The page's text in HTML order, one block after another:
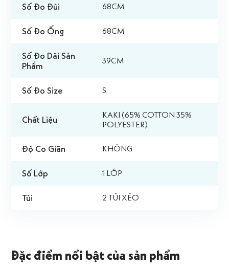
Số Đo Đùi 68CM
Số Đo Ống 68CM
Số Đo Dài Sản
Phẩm
39CM
Số Đo Size S
Chất Liệu
KAKI (65% COTTON 35%
POLYESTER)
Độ Co Giãn KHÔNG
Số Lớp 1 LỚP
Túi 2 TÚI XÉO
Đặc điểm nổi bật của sản phẩm